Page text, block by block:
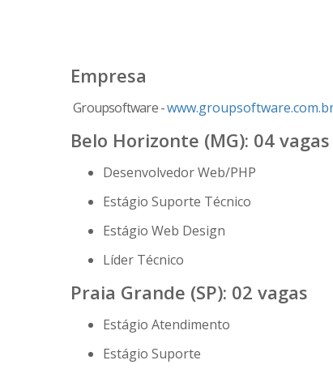
Empresa
Groupsoftware -
Belo Horizonte (MG): 04 vagas
Desenvolvedor Web/PHP
Estágio Suporte Técnico
Estágio Web Design
Líder Técnico
Praia Grande (SP): 02 vagas
Estágio Atendimento
Estágio Suporte